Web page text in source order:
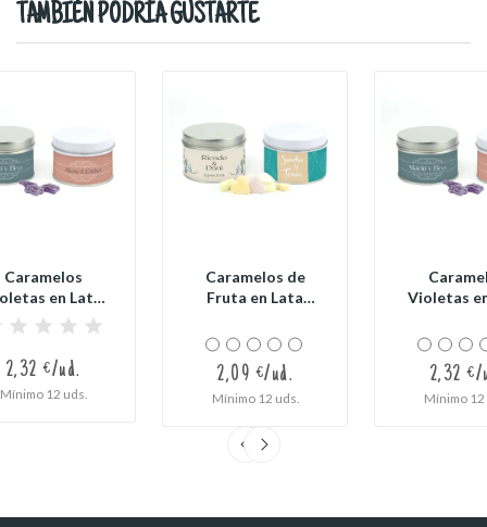
TAMBIÉN PODRÍA GUSTARTE
Caramelos
en Lata
para
Boda
2,32 €/ud.
Mínimo 12 uds.
Caramelos de
Fruta en Lata
Boda
2,09 €/ud.
Mínimo 12 uds.
Violetas
Boda
2,32 €/
Mínimo 12